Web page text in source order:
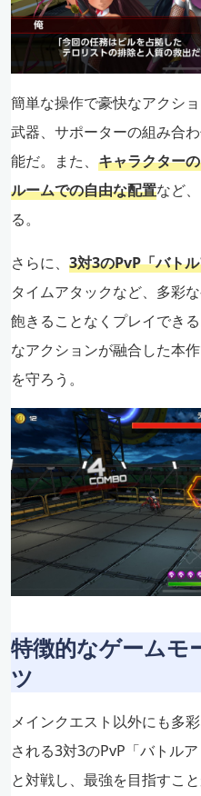
簡単な操作で豪快なアクシ
武器、サポーターの組み合
能だ。また、 キャラクター
ルームでの自由な配置など
る。
さらに、 3対3のPvP「バト
タイムアタックなど、多彩
飽きることなくプレイでき
なアクションが融合した本
を守ろう。
特徴的なゲームモ
ツ
メインクエスト以外にも多
される3対3のPvP「バトル
と対戦し、最強を目指すこと